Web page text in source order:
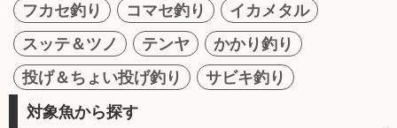
フカセ釣り
コマセ釣り
イカメタル
スッテ＆ツノ
テンヤ
かかり釣り
投げ＆ちょい投げ釣り
サビキ釣り
対象魚から探す